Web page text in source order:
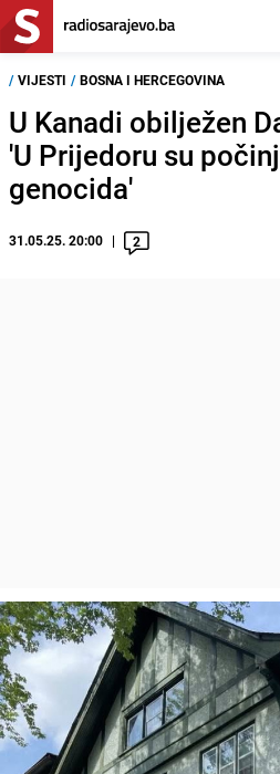
/ VIJESTI / BOSNA I HERCEGOVINA
U Kanadi obilježen
'U Prijedoru su
genocida'
31.05.25. 20:00 2